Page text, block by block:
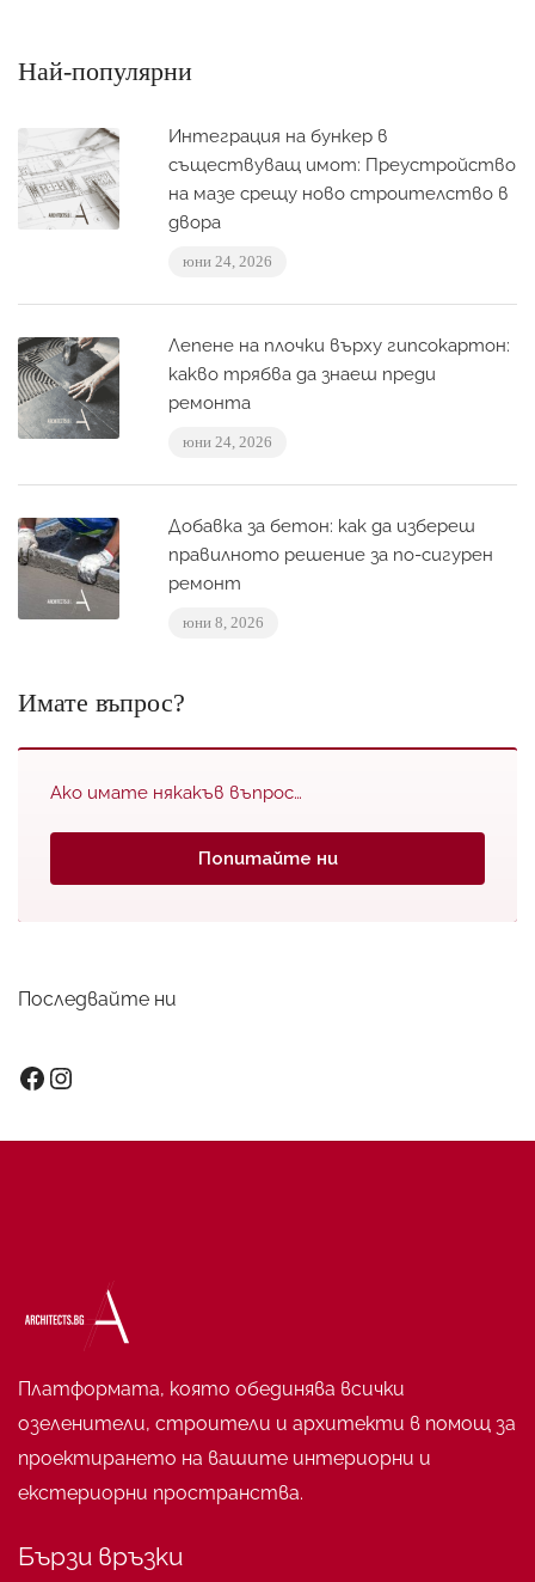
Най-популярни
Интеграция на бункер в
съществуващ имот: Преустройство
на мазе срещу ново строителство в
двора
юни 24, 2026
Лепене на плочки върху гипсокартон:
какво трябва да знаеш преди
ремонта
юни 24, 2026
Добавка за бетон: как да избереш
правилното решение за по-сигурен
ремонт
юни 8, 2026
Имате въпрос?
Ако имате някакъв въпрос…
Попитайте ни
Последвайте ни
Facebook
Instagram
Платформата, която обединява всички
озеленители, строители и архитекти в помощ за
проектирането на вашите интериорни и
екстериорни пространства.
Бързи връзки